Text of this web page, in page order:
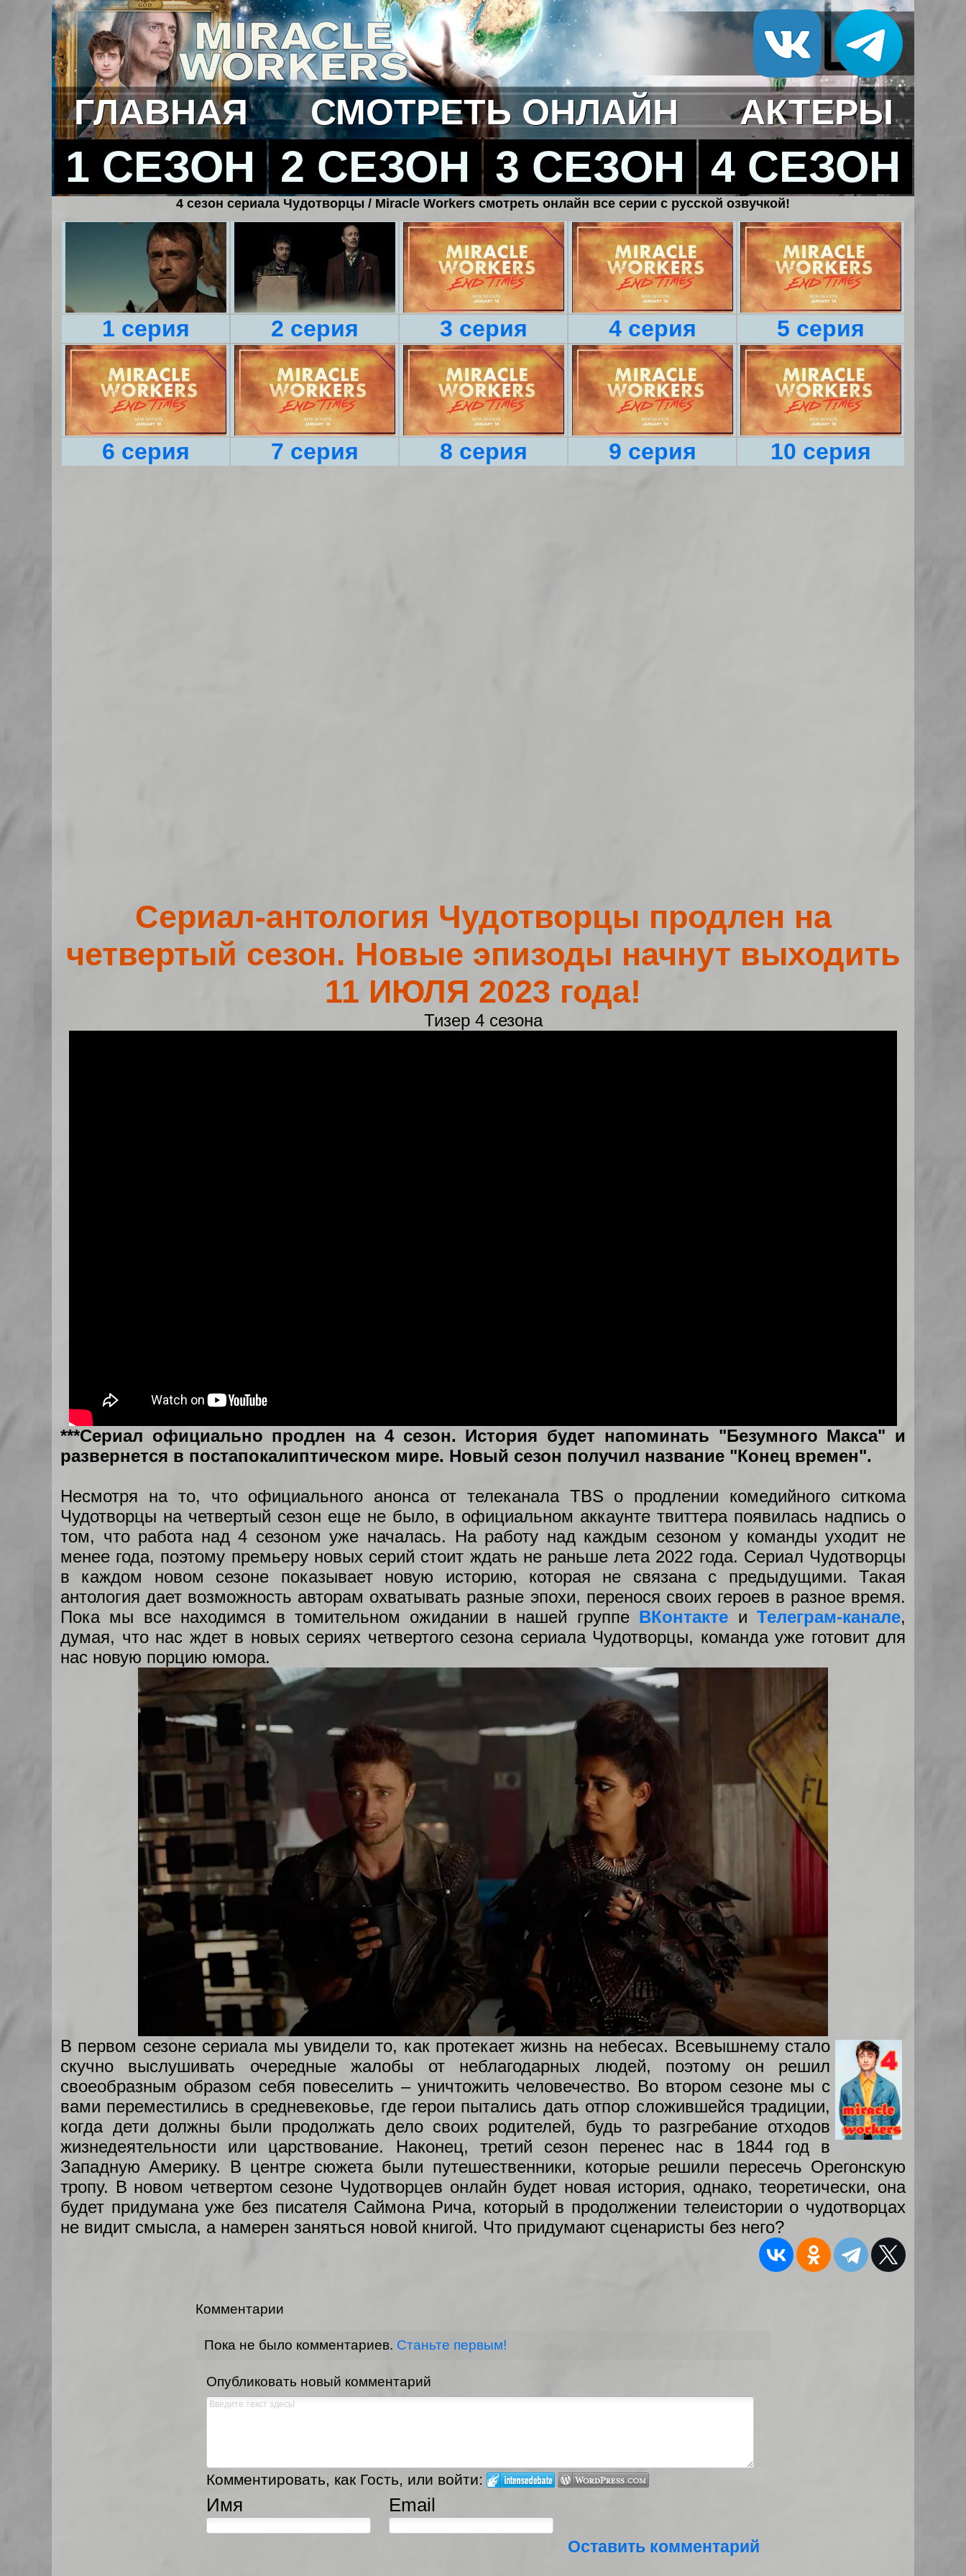
ГЛАВНАЯ СМОТРЕТЬ ОНЛАЙН АКТЕРЫ
1 СЕЗОН 2 СЕЗОН 3 СЕЗОН 4 СЕЗОН
4 сезон сериала Чудотворцы / Miracle Workers смотреть онлайн все серии с русской озвучкой!
1 серия 2 серия 3 серия 4 серия 5 серия
6 серия 7 серия 8 серия 9 серия 10 серия
Сериал-антология Чудотворцы продлен на
четвертый сезон. Новые эпизоды начнут выходить
11 ИЮЛЯ 2023 года!
Тизер 4 сезона
***Сериал официально продлен на 4 сезон. История будет напоминать "Безумного Макса" и
развернется в постапокалиптическом мире. Новый сезон получил название "Конец времен".
Несмотря на то, что официального анонса от телеканала TBS о продлении комедийного ситкома
Чудотворцы на четвертый сезон еще не было, в официальном аккаунте твиттера появилась надпись о
том, что работа над 4 сезоном уже началась. На работу над каждым сезоном у команды уходит не
менее года, поэтому премьеру новых серий стоит ждать не раньше лета 2022 года. Сериал Чудотворцы
в каждом новом сезоне показывает новую историю, которая не связана с предыдущими. Такая
антология дает возможность авторам охватывать разные эпохи, перенося своих героев в разное время.
Пока мы все находимся в томительном ожидании в нашей группе ВКонтакте иТелеграм-канале,
думая, что нас ждет в новых сериях четвертого сезона сериала Чудотворцы, команда уже готовит для
нас новую порцию юмора.
В первом сезоне сериала мы увидели то, как протекает жизнь на небесах. Всевышнему стало
скучно выслушивать очередные жалобы от неблагодарных людей, поэтому он решил
своеобразным образом себя повеселить – уничтожить человечество. Во втором сезоне мы с
вами переместились в средневековье, где герои пытались дать отпор сложившейся традиции,
когда дети должны были продолжать дело своих родителей, будь то разгребание отходов
жизнедеятельности или царствование. Наконец, третий сезон перенес нас в 1844 год в
Западную Америку. В центре сюжета были путешественники, которые решили пересечь Орегонскую
тропу. В новом четвертом сезоне Чудотворцев онлайн будет новая история, однако, теоретически, она
будет придумана уже без писателя Саймона Рича, который в продолжении телеистории о чудотворцах
не видит смысла, а намерен заняться новой книгой. Что придумают сценаристы без него?
Комментарии
Пока не было комментариев. Станьте первым!
Опубликовать новый комментарий
Комментировать, как Гость, или войти:
Имя Email
Оставить комментарий